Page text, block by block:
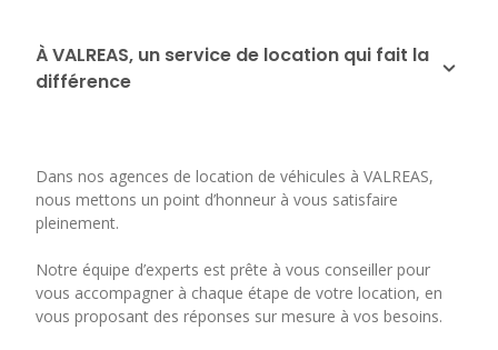
À VALREAS, un service de location qui fait la
différence
Dans nos agences de location de véhicules à VALREAS,
nous mettons un point d’honneur à vous satisfaire
pleinement.
Notre équipe d’experts est prête à vous conseiller pour
vous accompagner à chaque étape de votre location, en
vous proposant des réponses sur mesure à vos besoins.